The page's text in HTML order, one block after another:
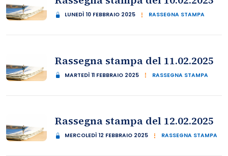
LUNEDÌ 10 FEBBRAIO 2025 RASSEGNA STAMPA
Rassegna stampa del 11.02.2025
MARTEDÌ 11 FEBBRAIO 2025 RASSEGNA STAMPA
Rassegna stampa del 12.02.2025
MERCOLEDÌ 12 FEBBRAIO 2025 RASSEGNA STAMPA